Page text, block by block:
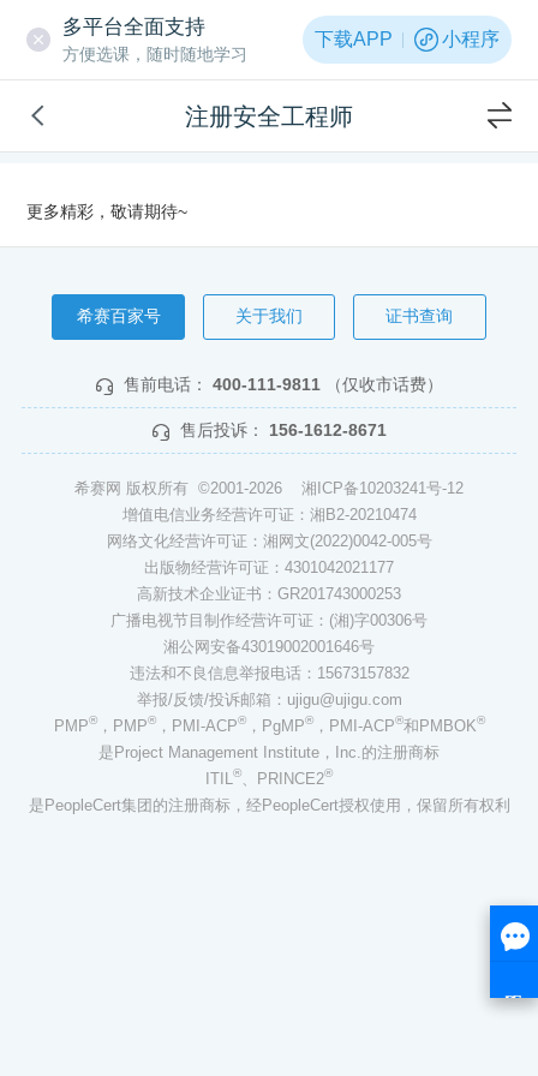
多平台全面支持
方便选课，随时随地学习
下载APP 小程序
注册安全工程师
更多精彩，敬请期待~
希赛百家号 关于我们 证书查询
售前电话： 400-111-9811 （仅收市话费）
售后投诉： 156-1612-8671
希赛网 版权所有 ©2001-2026 湘ICP备10203241号-12
增值电信业务经营许可证：湘B2-20210474
网络文化经营许可证：湘网文(2022)0042-005号
出版物经营许可证：4301042021177
高新技术企业证书：GR201743000253
广播电视节目制作经营许可证：(湘)字00306号
湘公网安备43019002001646号
违法和不良信息举报电话：15673157832
举报/反馈/投诉邮箱：ujigu@ujigu.com
PMP®，PMP®，PMI-ACP®，PgMP®，PMI-ACP®和PMBOK®
是Project Management Institute，Inc.的注册商标
ITIL®、PRINCE2®
是PeopleCert集团的注册商标，经PeopleCert授权使用，保留所有权利